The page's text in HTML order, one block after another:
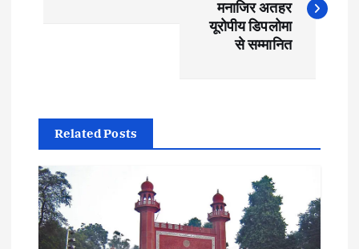
n
a
v
मनाजिर अतहर
यूरोपीय डिपलोमा
से सम्मानित
Related Posts